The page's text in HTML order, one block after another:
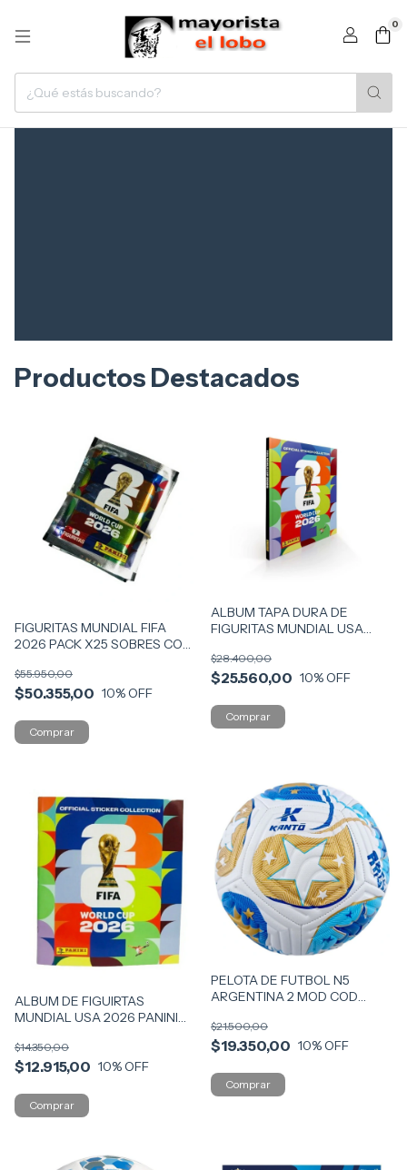
0
Productos Destacados
FIGURITAS MUNDIAL FIFA
2026 PACK X25 SOBRES COD
$50.355,00
$55.950,00
10% OFF
ALBUM TAPA DURA DE
FIGURITAS MUNDIAL USA
$25.560,00
$28.400,00
10% OFF
ALBUM DE FIGUIRTAS
MUNDIAL USA 2026 PANINI
$12.915,00
$14.350,00
10% OFF
PELOTA DE FUTBOL N5
ARGENTINA 2 MOD COD
$19.350,00
$21.500,00
10% OFF